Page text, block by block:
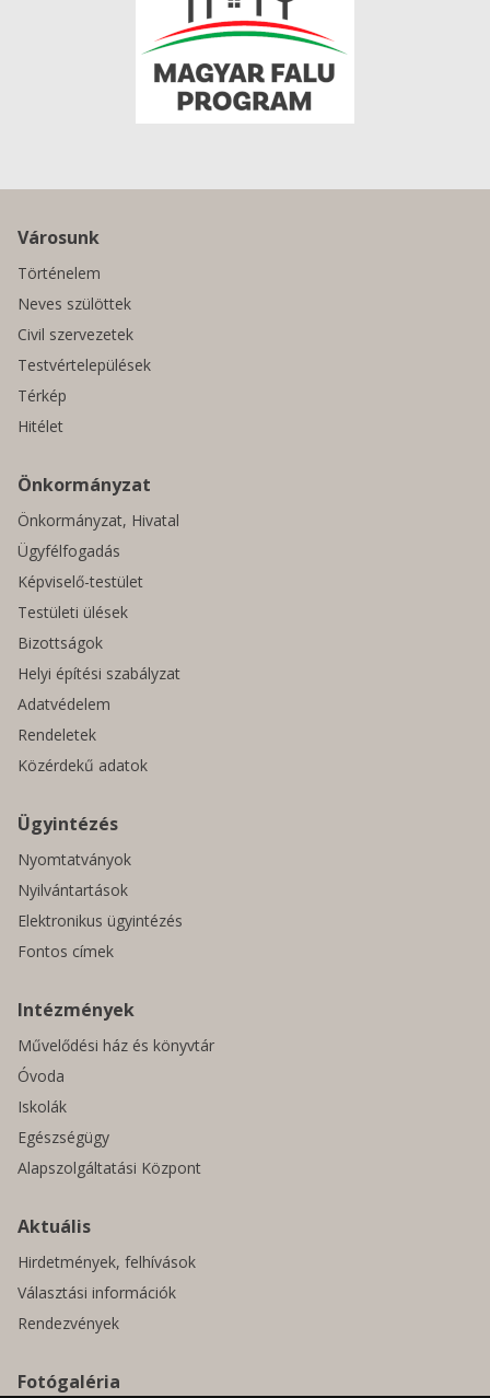
Városunk
Történelem
Neves szülöttek
Civil szervezetek
Testvértelepülések
Térkép
Hitélet
Önkormányzat
Önkormányzat, Hivatal
Ügyfélfogadás
Képviselő-testület
Testületi ülések
Bizottságok
Helyi építési szabályzat
Adatvédelem
Rendeletek
Közérdekű adatok
Ügyintézés
Nyomtatványok
Nyilvántartások
Elektronikus ügyintézés
Fontos címek
Intézmények
Művelődési ház és könyvtár
Óvoda
Iskolák
Egészségügy
Alapszolgáltatási Központ
Aktuális
Hirdetmények, felhívások
Választási információk
Rendezvények
Fotógaléria